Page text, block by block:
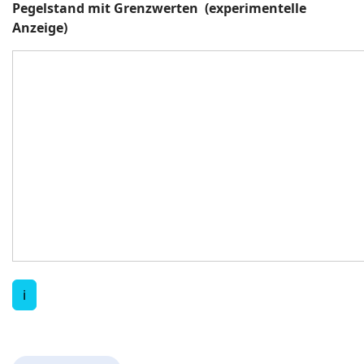
Pegelstand mit Grenzwerten (experimentelle
Anzeige)
ℹ